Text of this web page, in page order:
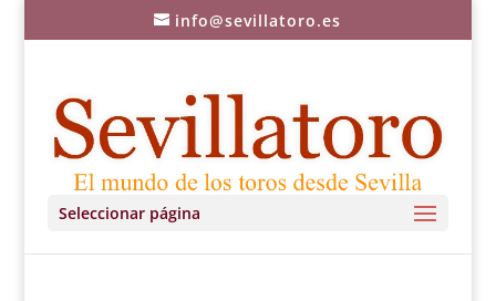
info@sevillatoro.es
Seleccionar página